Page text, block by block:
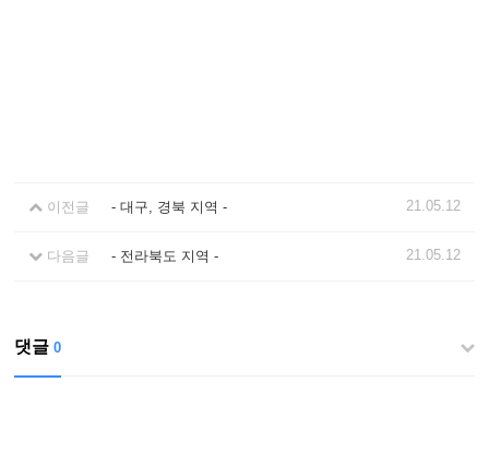
이전글 - 대구, 경북 지역 - 21.05.12
다음글 - 전라북도 지역 - 21.05.12
댓글 0